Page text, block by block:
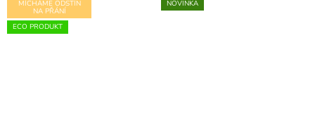
MÍCHÁME ODSTÍN
NA PŘÁNÍ
ECO PRODUKT
NOVINKA